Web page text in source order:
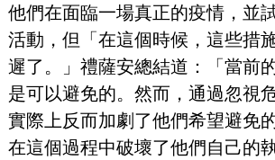
他們在面臨一場真正的疫情，並
活動，但「在這個時候，這些措
遲了。」禮薩安總結道：「當前
是可以避免的。然而，通過忽視
實際上反而加劇了他們希望避免
在這個過程中破壞了他們自己的